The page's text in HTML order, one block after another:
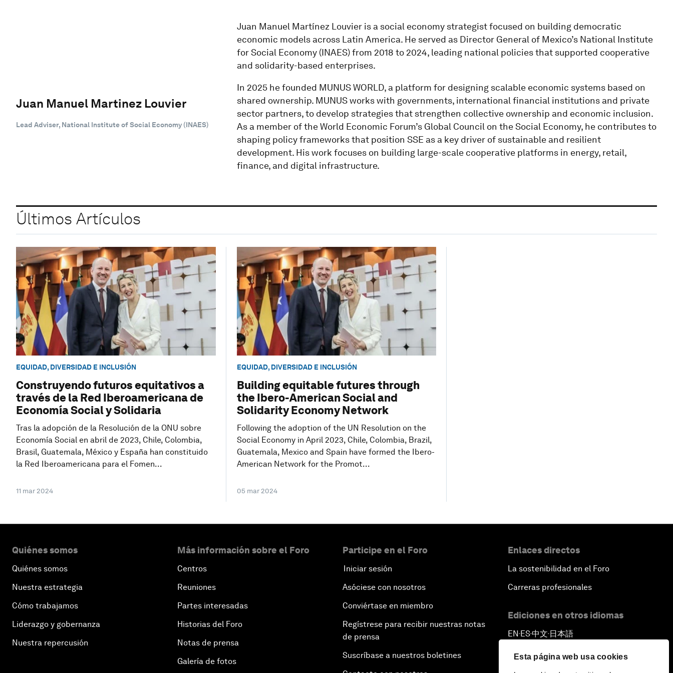
Esta página web usa cookies
Juan Manuel Martinez Louvier
Lead Adviser, National Institute of Social Economy (INAES)
Juan Manuel Martínez Louvier is a social economy strategist focused on building democratic
economic models across Latin America. He served as Director General of Mexico’s National Institute
for Social Economy (INAES) from 2018 to 2024, leading national policies that supported cooperative
and solidarity-based enterprises.
In 2025 he founded MUNUS WORLD, a platform for designing scalable economic systems based on
shared ownership. MUNUS works with governments, international financial institutions and private
sector partners, to develop strategies that strengthen collective ownership and economic inclusion.
As a member of the World Economic Forum’s Global Council on the Social Economy, he contributes to
shaping policy frameworks that position SSE as a key driver of sustainable and resilient
development. His work focuses on building large-scale cooperative platforms in energy, retail,
finance, and digital infrastructure.
Últimos Artículos
EQUIDAD, DIVERSIDAD E INCLUSIÓN
Construyendo futuros equitativos a
través de la Red Iberoamericana de
Economía Social y Solidaria
Tras la adopción de la Resolución de la ONU sobre
Economía Social en abril de 2023, Chile, Colombia,
Brasil, Guatemala, México y España han constituido
la Red Iberoamericana para el Fomen...
11 mar 2024
EQUIDAD, DIVERSIDAD E INCLUSIÓN
Building equitable futures through
the Ibero-American Social and
Solidarity Economy Network
Following the adoption of the UN Resolution on the
Social Economy in April 2023, Chile, Colombia, Brazil,
Guatemala, Mexico and Spain have formed the Ibero-
American Network for the Promot...
05 mar 2024
Quiénes somos
Quiénes somos
Nuestra estrategia
Cómo trabajamos
Liderazgo y gobernanza
Nuestra repercusión
Más información sobre el Foro
Centros
Reuniones
Partes interesadas
Historias del Foro
Notas de prensa
Galería de fotos
Participe en el Foro
Iniciar sesión
Asóciese con nosotros
Conviértase en miembro
Regístrese para recibir nuestras notas
de prensa
Suscríbase a nuestros boletines
Enlaces directos
La sostenibilidad en el Foro
Carreras profesionales
Ediciones en otros idiomas
EN ▪ ES▪中文▪ 日本語